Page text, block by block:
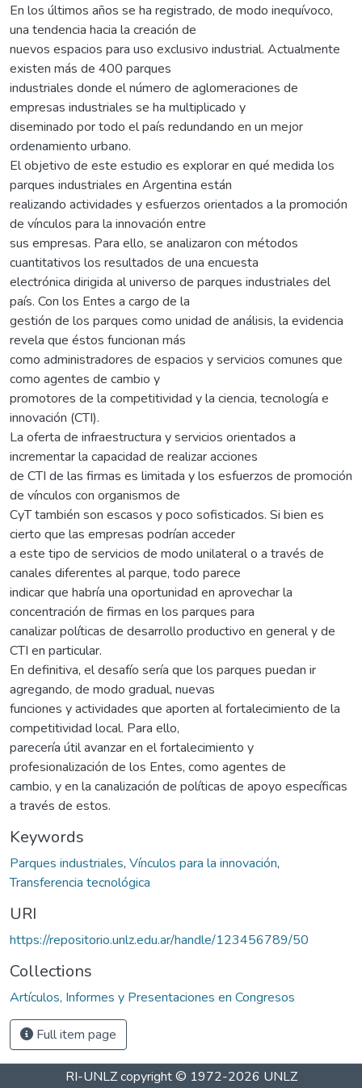
En los últimos años se ha registrado, de modo inequívoco,
una tendencia hacia la creación de
nuevos espacios para uso exclusivo industrial. Actualmente
existen más de 400 parques
industriales donde el número de aglomeraciones de
empresas industriales se ha multiplicado y
diseminado por todo el país redundando en un mejor
ordenamiento urbano.
El objetivo de este estudio es explorar en qué medida los
parques industriales en Argentina están
realizando actividades y esfuerzos orientados a la promoción
de vínculos para la innovación entre
sus empresas. Para ello, se analizaron con métodos
cuantitativos los resultados de una encuesta
electrónica dirigida al universo de parques industriales del
país. Con los Entes a cargo de la
gestión de los parques como unidad de análisis, la evidencia
revela que éstos funcionan más
como administradores de espacios y servicios comunes que
como agentes de cambio y
promotores de la competitividad y la ciencia, tecnología e
innovación (CTI).
La oferta de infraestructura y servicios orientados a
incrementar la capacidad de realizar acciones
de CTI de las firmas es limitada y los esfuerzos de promoción
de vínculos con organismos de
CyT también son escasos y poco sofisticados. Si bien es
cierto que las empresas podrían acceder
a este tipo de servicios de modo unilateral o a través de
canales diferentes al parque, todo parece
indicar que habría una oportunidad en aprovechar la
concentración de firmas en los parques para
canalizar políticas de desarrollo productivo en general y de
CTI en particular.
En definitiva, el desafío sería que los parques puedan ir
agregando, de modo gradual, nuevas
funciones y actividades que aporten al fortalecimiento de la
competitividad local. Para ello,
parecería útil avanzar en el fortalecimiento y
profesionalización de los Entes, como agentes de
cambio, y en la canalización de políticas de apoyo específicas
a través de estos.
Keywords
Parques industriales, Vínculos para la innovación,
Transferencia tecnológica
URI
https://repositorio.unlz.edu.ar/handle/123456789/50
Collections
Artículos, Informes y Presentaciones en Congresos
Full item page
RI-UNLZcopyright © 1972-2026 UNLZ